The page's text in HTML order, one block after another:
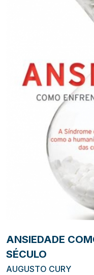
ANSIEDADE
SÉCULO
AUGUSTO CURY